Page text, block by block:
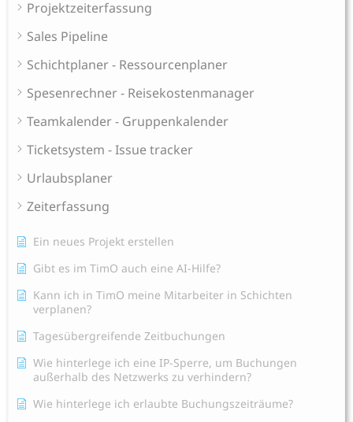
Projektzeiterfassung
Sales Pipeline
Schichtplaner - Ressourcenplaner
Spesenrechner - Reisekostenmanager
Teamkalender - Gruppenkalender
Ticketsystem - Issue tracker
Urlaubsplaner
Zeiterfassung
Ein neues Projekt erstellen
Gibt es im TimO auch eine AI-Hilfe?
Kann ich in TimO meine Mitarbeiter in Schichten
verplanen?
Tagesübergreifende Zeitbuchungen
Wie hinterlege ich eine IP-Sperre, um Buchungen
außerhalb des Netzwerks zu verhindern?
Wie hinterlege ich erlaubte Buchungszeiträume?